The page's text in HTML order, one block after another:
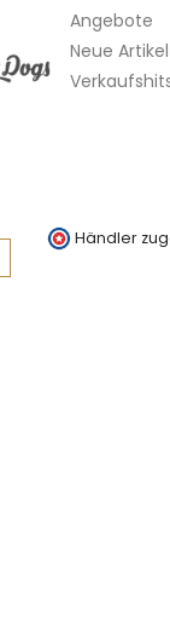
Angebote
Neue Artikel
Händler